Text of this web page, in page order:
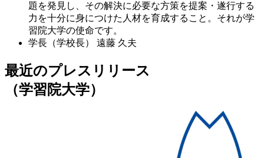
題を発見し、その解決に必要な方策を提案・遂行する
力を十分に身につけた人材を育成すること。それが学
習院大学の使命です。
学長（学校長）
遠藤 久夫
最近のプレスリリース
（学習院大学）